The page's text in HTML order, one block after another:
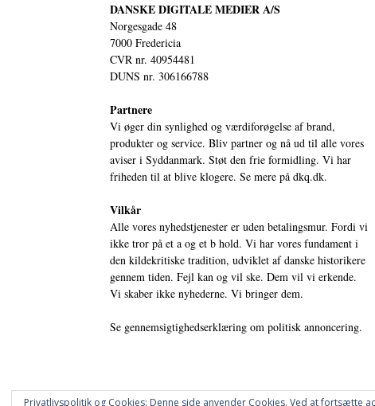
DANSKE DIGITALE MEDIER A/S
Norgesgade 48
7000 Fredericia
CVR nr. 40954481
DUNS nr. 306166788
Partnere
Vi øger din synlighed og værdiforøgelse af brand,
produkter og service. Bliv partner og nå ud til alle vores
aviser i Syddanmark. Støt den frie formidling. Vi har
friheden til at blive klogere. Se mere på dkq.dk.
Vilkår
Alle vores nyhedstjenester er uden betalingsmur. Fordi vi
ikke tror på et a og et b hold. Vi har vores fundament i
den kildekritiske tradition, udviklet af danske historikere
gennem tiden. Fejl kan og vil ske. Dem vil vi erkende.
Vi skaber ikke nyhederne. Vi bringer dem.
Se gennemsigtighedserklæring om politisk annoncering.
Privatlivspolitik og Cookies: Denne side anvender Cookies. Ved at fortsætte